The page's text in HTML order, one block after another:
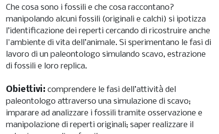
Che cosa sono i fossili e che cosa raccontano?
manipolando alcuni fossili (originali e calchi) si ipotizza
l’identificazione dei reperti cercando di ricostruire anche
l'ambiente di vita dell’animale. Si sperimentano le fasi di
lavoro di un paleontologo simulando scavo, estrazione
di fossili e loro replica.
Obiettivi: comprendere le fasi dell’attività del
paleontologo attraverso una simulazione di scavo;
imparare ad analizzare i fossili tramite osservazione e
manipolazione di reperti originali; saper realizzare il